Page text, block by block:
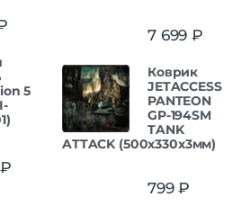
5
₽
7 699 ₽
Коврик
JETACCESS
PANTEON
GP-194SM
TANK
ATTACK (500x330x3мм)
799₽